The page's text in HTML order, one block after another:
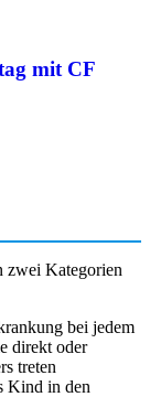
mit CF
zwei Kategorien
bei jedem
direkt oder
treten
Kind in den